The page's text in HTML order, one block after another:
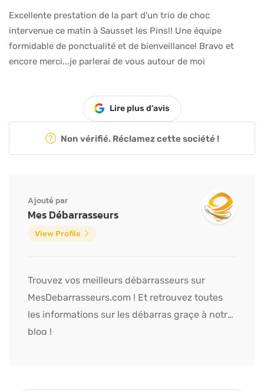
Excellente prestation de la part d'un trio de choc
intervenue ce matin à Sausset les Pins!! Une équipe
formidable de ponctualité et de bienveillance! Bravo et
encore merci...je parlerai de vous autour de moi
Lire plus d'avis
Non vérifié. Réclamez cette société !
Ajouté par
Mes Débarrasseurs
View Profile
Trouvez vos meilleurs débarrasseurs sur
MesDebarrasseurs.com ! Et retrouvez toutes
les informations sur les débarras graçe à notre
blog !